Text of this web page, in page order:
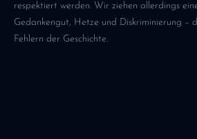
respektiert werden. Wir ziehen allerdings
Gedankengut, Hetze und Diskriminierung –
Fehlern der Geschichte.